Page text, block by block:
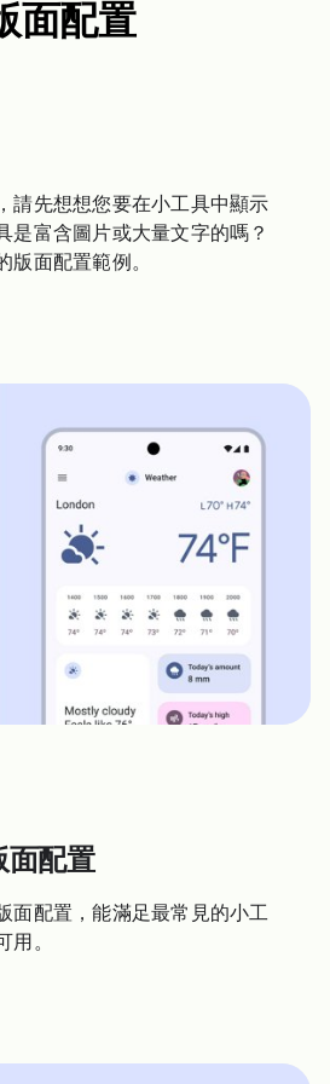
面配置
請先想想您要在小工具中顯示
是富含圖片或大量文字的嗎？
面配置範例。
面配置
面配置，能滿足最常見的小工
。